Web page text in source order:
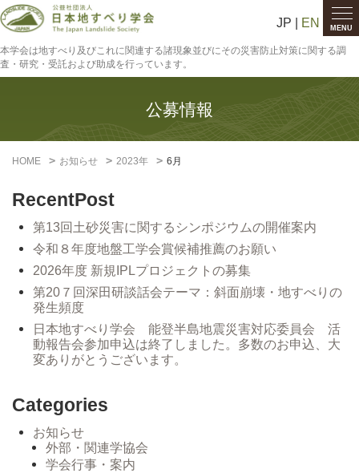
MENU
JP | EN
本学会は地すべり及びこれに関連する諸現象並びにその災害防止対策に関する調
査・研究・受託および助成を行っています。
公募情報
HOME お知らせ 2023年 6月
RecentPost
第13回土砂災害に関するシンポジウムの開催案内
令和８年度地盤工学会賞候補推薦のお願い
2026年度 新規IPLプロジェクトの募集
第20７回深田研談話会テーマ：斜面崩壊・地すべりの
発生頻度
日本地すべり学会 能登半島地震災害対応委員会 活
動報告会参加申込は終了しました。多数のお申込、大
変ありがとうございます。
Categories
お知らせ
外部・関連学協会
学会行事・案内